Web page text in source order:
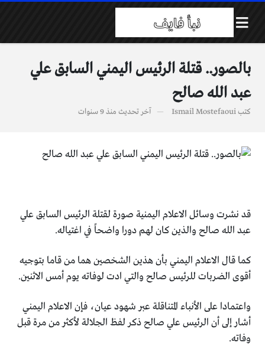
بالصور.. قتلة الرئيس اليمني السابق علي
عبد الله صالح
كتبIsmail Mostefaoui آخر تحديث منذ 9 سنوات
قد نشرت وسائل الاعلام اليمنية صورة لقتلة الرئيس السابق علي
عبد الله صالح والذين كان لهم دورا واضحاً في اغتياله.
كما قال الاعلام اليمني بأن هذين الشخصين هما من قاما بتوجيه
أقوى الضربات للرئيس صالح والتي ادت لوفاته يوم أمس الاثنين.
واعتمادا على الأنباء المتناقلة عبر شهود عيان، فإن الاعلام اليمني
أشار إلى أن الرئيس علي صالح ذكر لفظ الجلالة لأكثر من مرة قبل
وفاته.